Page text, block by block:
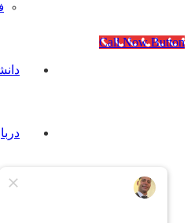
Call Now Button